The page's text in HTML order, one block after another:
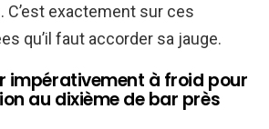
C’est exactement sur ces
qu’il faut accorder sa jauge.
impérativement à froid pour
au dixième de bar près